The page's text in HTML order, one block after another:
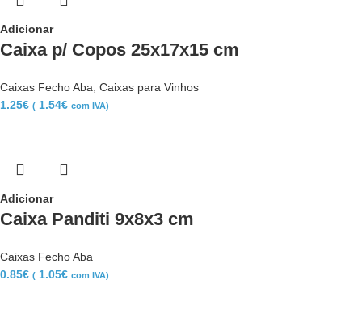
Adicionar
Caixa p/ Copos 25x17x15 cm
Caixas Fecho Aba Caixas para Vinhos
1.25€ ( 1.54€ com IVA)
Adicionar
Caixa Panditi 9x8x3 cm
Caixas Fecho Aba
0.85€ ( 1.05€ com IVA)